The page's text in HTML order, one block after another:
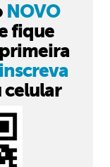
NOVO
fique
celular